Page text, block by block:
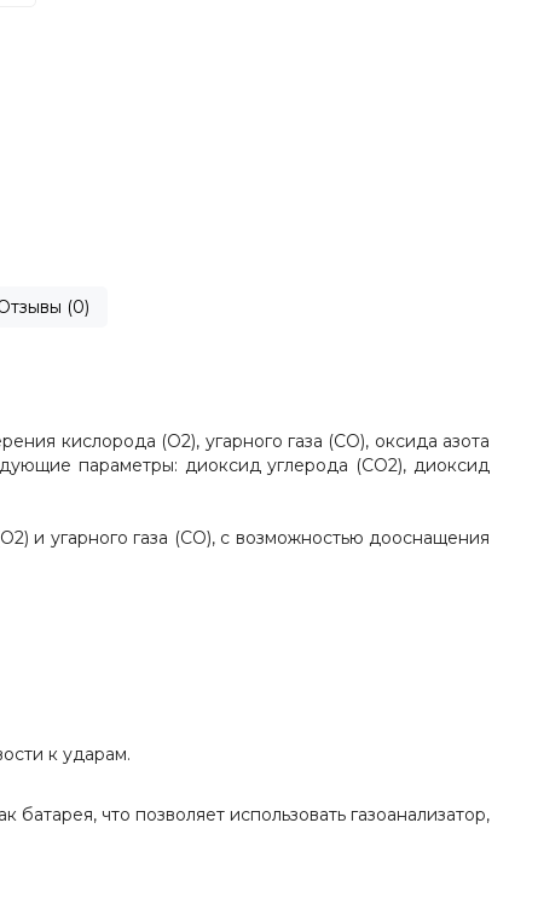
(0)
кислорода (О2), угарного газа (СО), оксида азота
параметры: диоксид углерода (СО2), диоксид
и угарного газа (СО), с возможностью дооснащения
к ударам.
что позволяет использовать газоанализатор,